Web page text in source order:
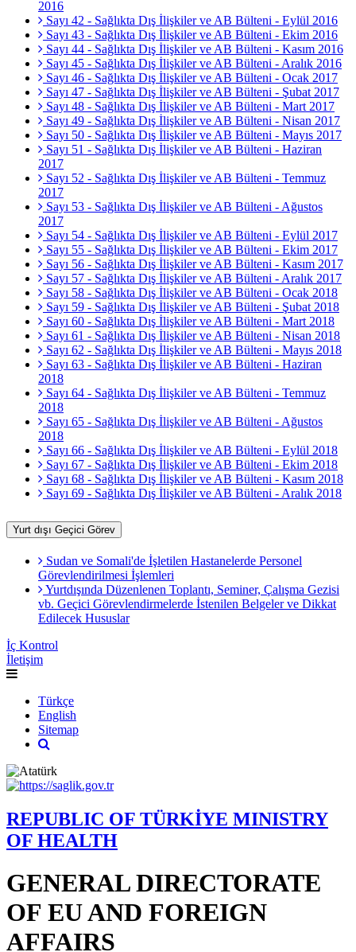
2016
Sayı 42 - Sağlıkta Dış İlişkiler ve AB Bülteni - Eylül 2016
Sayı 43 - Sağlıkta Dış İlişkiler ve AB Bülteni - Ekim 2016
Sayı 44 - Sağlıkta Dış İlişkiler ve AB Bülteni - Kasım 2016
Sayı 45 - Sağlıkta Dış İlişkiler ve AB Bülteni - Aralık 2016
Sayı 46 - Sağlıkta Dış İlişkiler ve AB Bülteni - Ocak 2017
Sayı 47 - Sağlıkta Dış İlişkiler ve AB Bülteni - Şubat 2017
Sayı 48 - Sağlıkta Dış İlişkiler ve AB Bülteni - Mart 2017
Sayı 49 - Sağlıkta Dış İlişkiler ve AB Bülteni - Nisan 2017
Sayı 50 - Sağlıkta Dış İlişkiler ve AB Bülteni - Mayıs 2017
Sayı 51 - Sağlıkta Dış İlişkiler ve AB Bülteni - Haziran
2017
Sayı 52 - Sağlıkta Dış İlişkiler ve AB Bülteni - Temmuz
2017
Sayı 53 - Sağlıkta Dış İlişkiler ve AB Bülteni - Ağustos
2017
Sayı 54 - Sağlıkta Dış İlişkiler ve AB Bülteni - Eylül 2017
Sayı 55 - Sağlıkta Dış İlişkiler ve AB Bülteni - Ekim 2017
Sayı 56 - Sağlıkta Dış İlişkiler ve AB Bülteni - Kasım 2017
Sayı 57 - Sağlıkta Dış İlişkiler ve AB Bülteni - Aralık 2017
Sayı 58 - Sağlıkta Dış İlişkiler ve AB Bülteni - Ocak 2018
Sayı 59 - Sağlıkta Dış İlişkiler ve AB Bülteni - Şubat 2018
Sayı 60 - Sağlıkta Dış İlişkiler ve AB Bülteni - Mart 2018
Sayı 61 - Sağlıkta Dış İlişkiler ve AB Bülteni - Nisan 2018
Sayı 62 - Sağlıkta Dış İlişkiler ve AB Bülteni - Mayıs 2018
Sayı 63 - Sağlıkta Dış İlişkiler ve AB Bülteni - Haziran
2018
Sayı 64 - Sağlıkta Dış İlişkiler ve AB Bülteni - Temmuz
2018
Sayı 65 - Sağlıkta Dış İlişkiler ve AB Bülteni - Ağustos
2018
Sayı 66 - Sağlıkta Dış İlişkiler ve AB Bülteni - Eylül 2018
Sayı 67 - Sağlıkta Dış İlişkiler ve AB Bülteni - Ekim 2018
Sayı 68 - Sağlıkta Dış İlişkiler ve AB Bülteni - Kasım 2018
Sayı 69 - Sağlıkta Dış İlişkiler ve AB Bülteni - Aralık 2018
Yurt dışı Geçici Görev
Sudan ve Somali'de İşletilen Hastanelerde Personel
Görevlendirilmesi İşlemleri
Yurtdışında Düzenlenen Toplantı, Seminer, Çalışma Gezisi
vb. Geçici Görevlendirmelerde İstenilen Belgeler ve Dikkat
Edilecek Hususlar
İç Kontrol
İletişim
Türkçe
English
Sitemap
REPUBLIC OF TÜRKİYE MINISTRY
OF HEALTH
GENERAL DIRECTORATE
OF EU AND FOREIGN
AFFAIRS